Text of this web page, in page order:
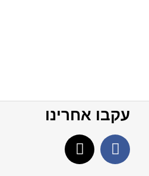
עקבו אחרינו